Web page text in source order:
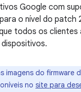
Google com
o nível do patch
todos os clientes
imagens do firmware
no site para